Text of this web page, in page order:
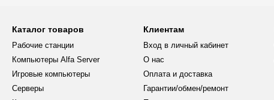
компонентов от перепадов
сервера, упрощая
Каталог товаров
Рабочие станции
Компьютеры Alfa Server
Игровые компьютеры
Серверы
Клиентам
Вход в личный кабинет
О нас
Оплата и доставка
Гарантии/обмен/ремонт